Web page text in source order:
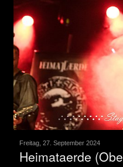
Freitag, 27. September 2024
Heimataerde